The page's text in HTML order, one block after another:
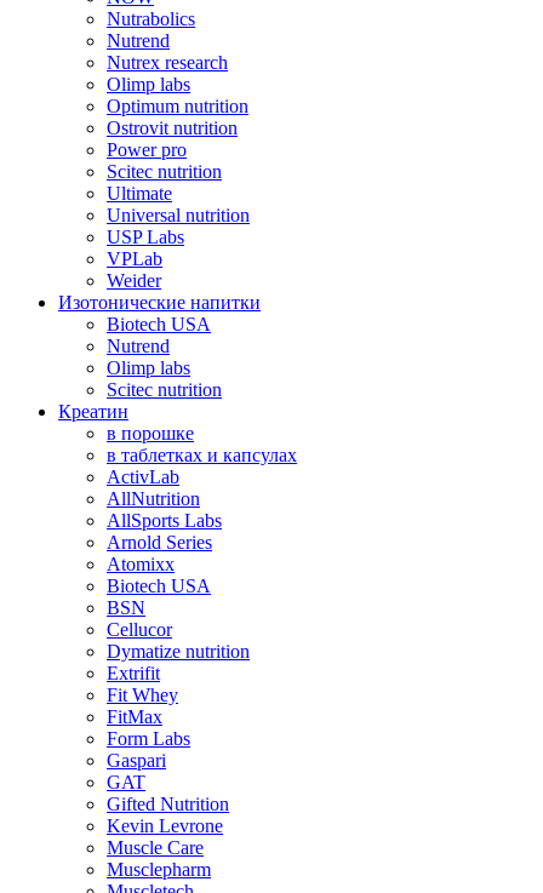
Nutrabolics
Nutrend
Nutrex research
Olimp labs
Optimum nutrition
Ostrovit nutrition
Power pro
Scitec nutrition
Ultimate
Universal nutrition
USP Labs
VPLab
Weider
Изотонические напитки
Biotech USA
Nutrend
Olimp labs
Scitec nutrition
Креатин
в порошке
в таблетках и капсулах
ActivLab
AllNutrition
AllSports Labs
Arnold Series
Atomixx
Biotech USA
BSN
Cellucor
Dymatize nutrition
Extrifit
Fit Whey
FitMax
Form Labs
Gaspari
GAT
Gifted Nutrition
Kevin Levrone
Muscle Care
Musclepharm